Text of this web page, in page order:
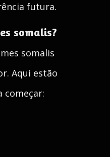
futura.
somalis?
somalis
Aqui estão
começar: